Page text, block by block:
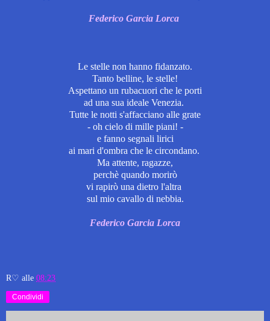
Federico Garcia Lorca
Le stelle non hanno fidanzato.
Tanto belline, le stelle!
Aspettano un rubacuori che le porti
ad una sua ideale Venezia.
Tutte le notti s'affacciano alle grate
- oh cielo di mille piani! -
e fanno segnali lirici
ai mari d'ombra che le circondano.
Ma attente, ragazze,
perchè quando morirò
vi rapirò una dietro l'altra
sul mio cavallo di nebbia.
Federico Garcia Lorca
R♡ alle 08:23
Condividi